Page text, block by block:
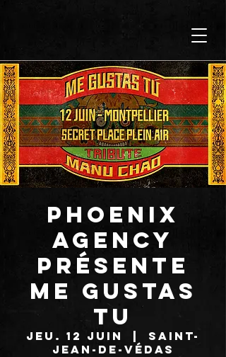
PHOENIX
AGENCY
présente
ME GUSTAS
TU
jeu. 12 juin
Saint-
Jean-de-Védas